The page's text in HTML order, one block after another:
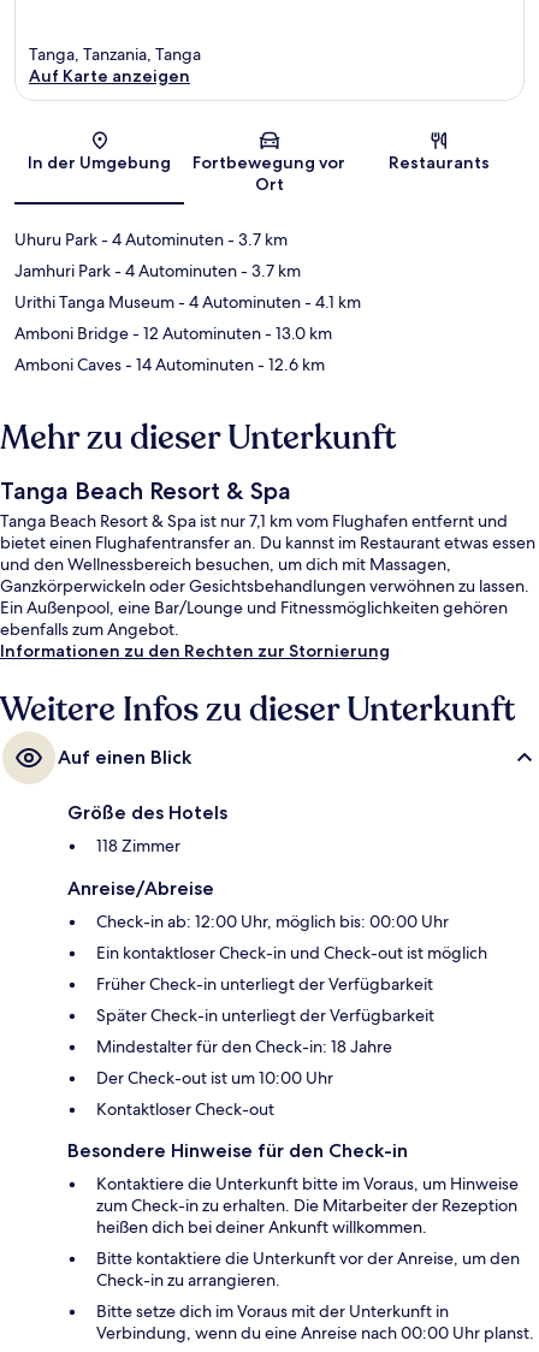
Karte
Tanga, Tanzania, Tanga
Auf Karte anzeigen
In der Umgebung
Fortbewegung vor
Ort
Restaurants
Uhuru Park- 4 Autominuten- 3.7 km
Jamhuri Park- 4 Autominuten- 3.7 km
Urithi Tanga Museum- 4 Autominuten- 4.1 km
Amboni Bridge- 12 Autominuten- 13.0 km
Amboni Caves- 14 Autominuten- 12.6 km
Mehr zu dieser Unterkunft
Tanga Beach Resort & Spa
Tanga Beach Resort & Spa ist nur 7,1 km vom Flughafen entfernt und
bietet einen Flughafentransfer an. Du kannst im Restaurant etwas essen
und den Wellnessbereich besuchen, um dich mit Massagen,
Ganzkörperwickeln oder Gesichtsbehandlungen verwöhnen zu lassen.
Ein Außenpool, eine Bar/Lounge und Fitnessmöglichkeiten gehören
ebenfalls zum Angebot.
Informationen zu den Rechten zur Stornierung
Weitere Infos zu dieser Unterkunft
Auf einen Blick
Größe des Hotels
118 Zimmer
Anreise/Abreise
Check-in ab: 12:00 Uhr, möglich bis: 00:00 Uhr
Ein kontaktloser Check-in und Check-out ist möglich
Früher Check-in unterliegt der Verfügbarkeit
Später Check-in unterliegt der Verfügbarkeit
Mindestalter für den Check-in: 18 Jahre
Der Check-out ist um 10:00 Uhr
Kontaktloser Check-out
Besondere Hinweise für den Check-in
Kontaktiere die Unterkunft bitte im Voraus, um Hinweise
zum Check-in zu erhalten. Die Mitarbeiter der Rezeption
heißen dich bei deiner Ankunft willkommen.
Bitte kontaktiere die Unterkunft vor der Anreise, um den
Check-in zu arrangieren.
Bitte setze dich im Voraus mit der Unterkunft in
Verbindung, wenn du eine Anreise nach 00:00 Uhr planst.